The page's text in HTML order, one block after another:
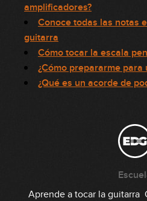
amplificadores?
Conoce todas las notas
guitarra
Cómo tocar la escala
¿Cómo prepararme para
¿Qué es un acorde de
Aprende a tocar la guitarra